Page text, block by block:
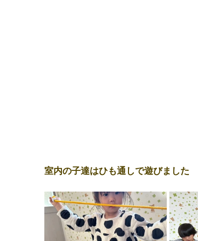
室内の子達はひも通しで遊びました